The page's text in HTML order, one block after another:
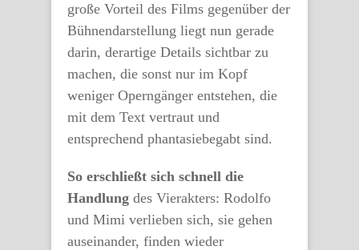
große Vorteil des Films gegenüber der
Bühnendarstellung liegt nun gerade
darin, derartige Details sichtbar zu
machen, die sonst nur im Kopf
weniger Operngänger entstehen, die
mit dem Text vertraut und
entsprechend phantasiebegabt sind.
So erschließt sich schnell die
Handlung des Vierakters: Rodolfo
und Mimi verlieben sich, sie gehen
auseinander, finden wieder